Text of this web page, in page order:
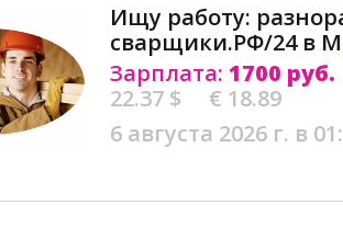
Ищу работу:
сварщики.РФ/24 в
Зарплата: 1700 руб.
22.37 $
€ 18.89
6 августа 2026 г. в